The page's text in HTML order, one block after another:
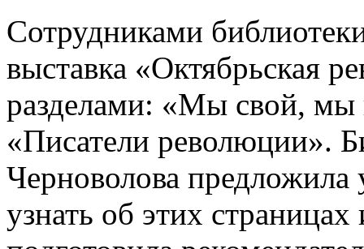
Сотрудниками
выставка «Октябрьская
разделами: «Мы свой,
«Писатели революции».
Черноволова
узнать об этих